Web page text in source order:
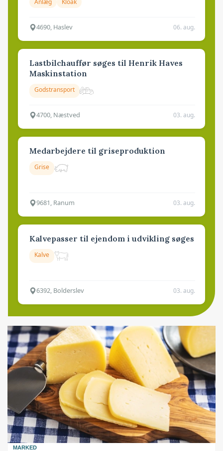
Anlæg Kloak
4690, Haslev 06. aug.
Lastbilchauffør søges til Henrik Haves
Maskinstation
Godstransport
4700, Næstved 03. aug.
Medarbejdere til griseproduktion
Grise
9681, Ranum 03. aug.
Kalvepasser til ejendom i udvikling søges
Kalve
6392, Bolderslev 03. aug.
MARKED